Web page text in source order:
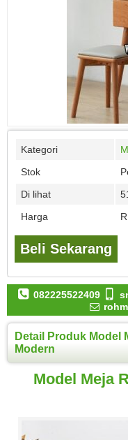
Kategori
Stok
Di lihat
Harga
Beli Sekarang
082225522409
Detail Produk Model
Modern
Model Meja